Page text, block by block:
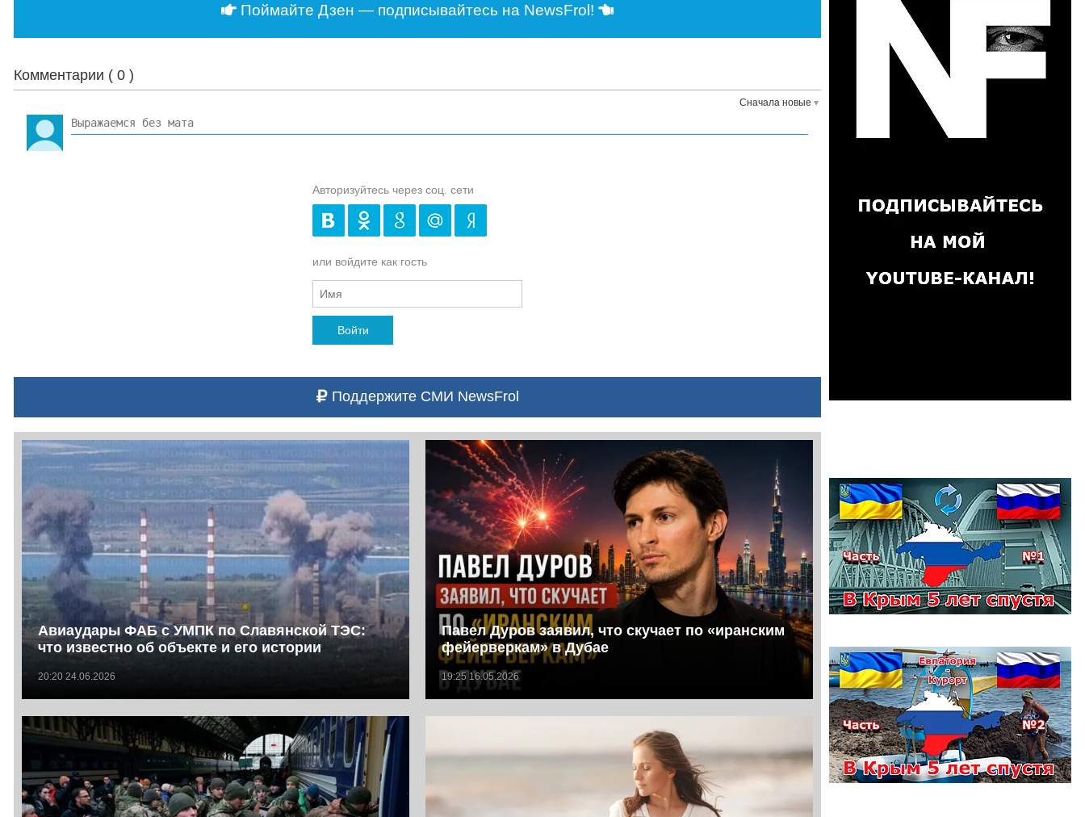
Поймайте Дзен — подписывайтесь на NewsFrol!
Комментарии ( 0 )
Сначала новые
Авторизуйтесь через соц. сети
или войдите как гость
Войти
Поддержите СМИ NewsFrol
Авиаудары ФАБ с УМПК по Славянской ТЭС:
что известно об объекте и его истории
20:20 24.06.2026
Павел Дуров заявил, что скучает по «иранским
фейерверкам» в Дубае
19:25 16.05.2026